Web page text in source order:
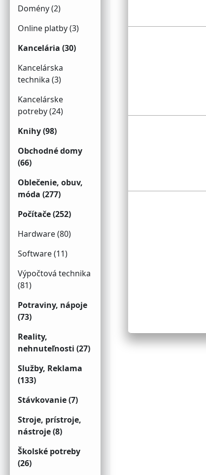
Domény (2)
Online platby (3)
Kancelária (30)
Kancelárska
technika (3)
Kancelárske
potreby (24)
Knihy (98)
Obchodné domy
(66)
Oblečenie, obuv,
móda (277)
Počítače (252)
Hardware (80)
Software (11)
Výpočtová technika
(81)
Potraviny, nápoje
(73)
Reality,
nehnuteľnosti (27)
Služby, Reklama
(133)
Stávkovanie (7)
Stroje, prístroje,
nástroje (8)
Školské potreby
(26)